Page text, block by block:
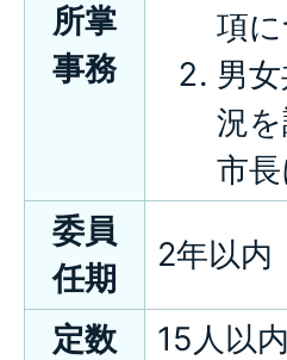
所掌
事務
項
男
況
市
委員
任期
2年以内
定数
15人以内